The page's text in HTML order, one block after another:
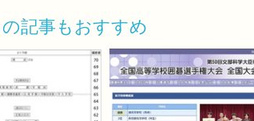
記事もおすすめ